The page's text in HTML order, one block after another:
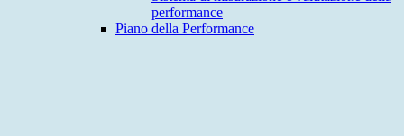
performance
Piano della Performance